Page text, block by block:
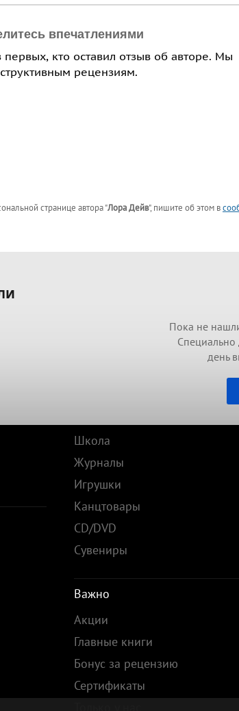
впечатлениями
кто оставил отзыв об авторе. Мы
рецензиям.
странице автора "Лора Дейв", пишите об этом в
Пока не
день
Школа
Журналы
Игрушки
Канцтовары
CD/DVD
Сувениры
Важно
Акции
Главные книги
Бонус за рецензию
Сертификаты